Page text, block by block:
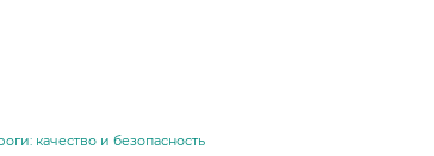
качество и безопасность